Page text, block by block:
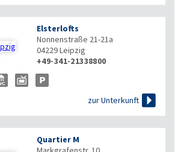
Elsterlofts
Nonnenstraße 21-21a
04229Leipzig
+49-341-21338800
zur Unterkunft 
Quartier M